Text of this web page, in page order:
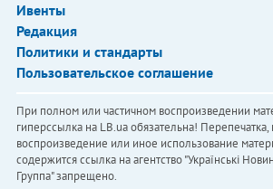
Ивенты
Редакция
Политики и стандарты
Пользовательское соглашение
При полном или частичном воспроизведении
гиперссылка на LB.ua обязательна!
воспроизведение или иное использование
содержится ссылка на агентство "Українськi
Группа" запрещено.